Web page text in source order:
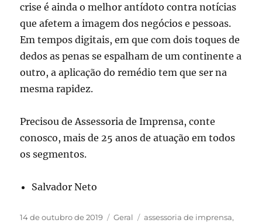
crise é ainda o melhor antídoto contra notícias
que afetem a imagem dos negócios e pessoas.
Em tempos digitais, em que com dois toques de
dedos as penas se espalham de um continente a
outro, a aplicação do remédio tem que ser na
mesma rapidez.
Precisou de Assessoria de Imprensa, conte
conosco, mais de 25 anos de atuação em todos
os segmentos.
Salvador Neto
Publicado
14 de outubro de 2019 Categorias
Geral Tags
assessoria de imprensa,